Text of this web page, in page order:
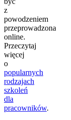
z
powodzeniem
przeprowadzona
online.
Przeczytaj
więcej
o
popularnych
rodzajach
szkoleń
dla
pracowników.